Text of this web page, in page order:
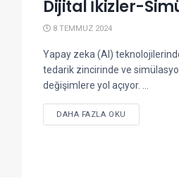
Dijital İkizler-
8 TEMMUZ 2024
Yapay zeka (AI)
tedarik zincirinde ve
değişimlere yol açıyor. ...
DAHA FAZLA OKU